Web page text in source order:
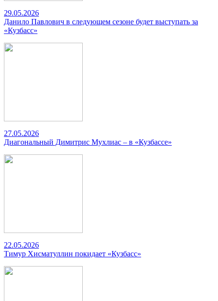
29.05.2026
Данило Павлович в следующем сезоне будет выступать за
«Кузбасс»
27.05.2026
Диагональный Димитрис Мухлиас – в «Кузбассе»
22.05.2026
Тимур Хисматуллин покидает «Кузбасс»